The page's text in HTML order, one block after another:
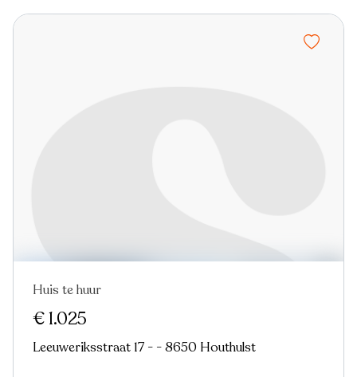
Huis te huur
€ 1.025
Leeuweriksstraat 17 - - 8650 Houthulst